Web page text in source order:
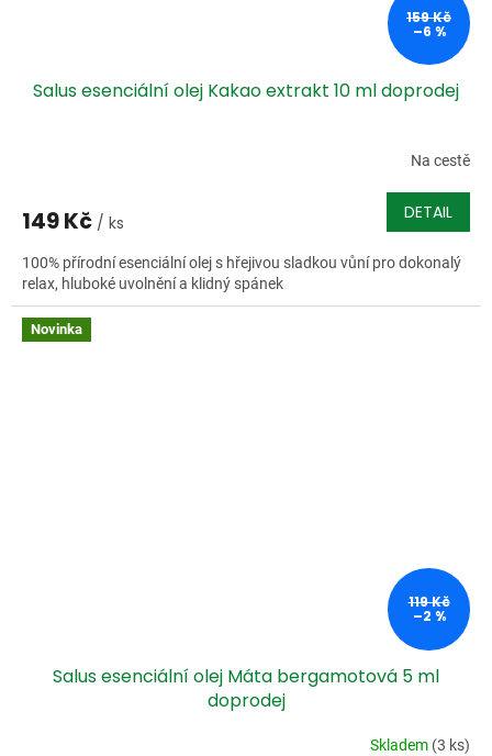
159 Kč
–6 %
Salus esenciální olej Kakao extrakt 10 ml doprodej
Na cestě
149 Kč / ks DETAIL
100% přírodní esenciální olej s hřejivou sladkou vůní pro dokonalý
relax, hluboké uvolnění a klidný spánek
Novinka
119 Kč
–2 %
Salus esenciální olej Máta bergamotová 5 ml
doprodej
Skladem (3 ks)